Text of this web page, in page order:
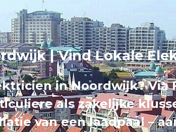
| Vind Lokale
in Noordwijk? Via
als zakelijke
van een laadpaal –